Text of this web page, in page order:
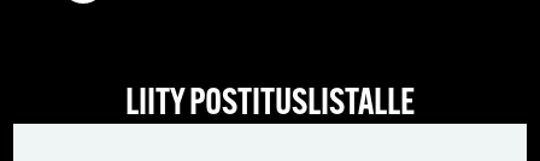
LIITY POSTITUSLISTALLE